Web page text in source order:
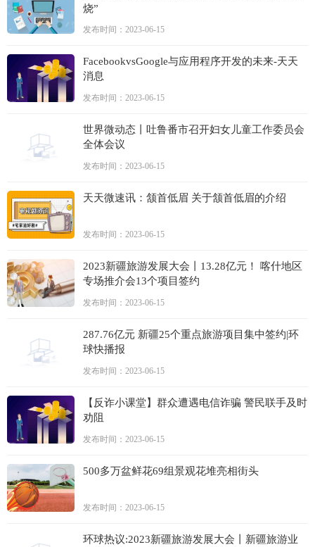
烧”
发布时间：2023-06-15
FacebookvsGoogle与应用程序开发的未来-天天
消息
发布时间：2023-06-15
世界微动态丨吐鲁番市召开妇女儿童工作委员会
全体会议
发布时间：2023-06-15
天天微速讯：颔首低眉 关于颔首低眉的介绍
发布时间：2023-06-15
2023新疆旅游发展大会丨13.28亿元！ 喀什地区
专场推介会13个项目签约
发布时间：2023-06-15
287.76亿元 新疆25个重点旅游项目集中签约|环
球快播报
发布时间：2023-06-15
【反诈小课堂】群众遭遇电信诈骗 警民联手及时
劝阻
发布时间：2023-06-15
500多万盆鲜花69组景观花堆亮相街头
发布时间：2023-06-15
环球热议:2023新疆旅游发展大会丨新疆旅游业